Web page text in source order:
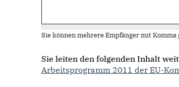
Sie können mehrere Empfänger mit
Sie leiten den folgenden Inhalt
Arbeitsprogramm 2011 der EU-